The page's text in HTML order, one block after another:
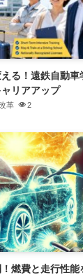
る！遠鉄自動車
リアアップ
革 2
燃費と走行性能